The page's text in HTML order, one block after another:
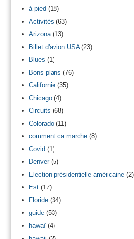
à pied(18)
Activités (63)
Arizona(13)
Billet d'avion USA(23)
Blues (1)
Bons plans (76)
Californie(35)
Chicago(4)
Circuits (68)
Colorado(11)
comment ca marche(8)
Covid(1)
Denver(5)
Election présidentielle américaine(2)
Est(17)
Floride(34)
guide(53)
hawaï(4)